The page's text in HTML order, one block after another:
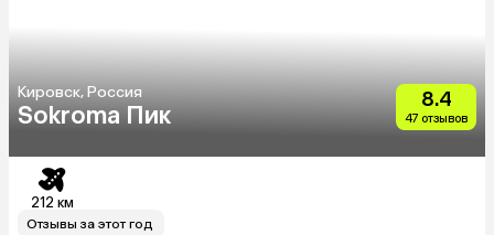
Кировск, Россия
Sokroma Пик
8.4
47 отзывов
212 км
Отзывы за этот год